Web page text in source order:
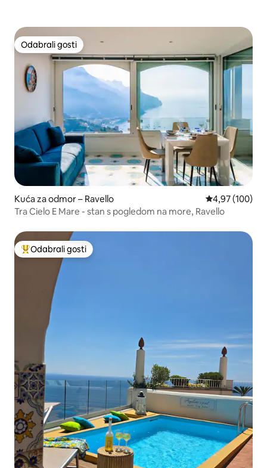
Odabrali gosti
Odabrali gosti
Kuća za odmor – Ravello Prosječna
4,97 (100)
Tra Cielo E Mare - stan s pogledom na more, Ravello
Među najviše rangiranima s oznakom „Odabrali gosti”
Odabrali gosti